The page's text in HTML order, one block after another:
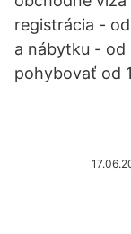
registrácia -
a nábytku - od
pohybovať od